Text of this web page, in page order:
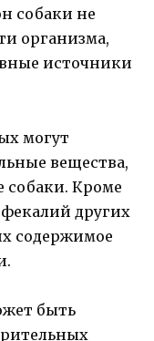
собаки не
организма,
источники
могут
вещества,
собаки. Кроме
других
содержимое
быть